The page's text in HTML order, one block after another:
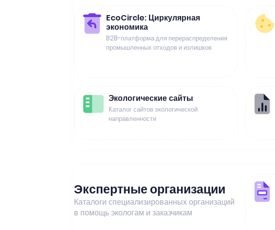
EcoCircle: Циркулярная
экономика
B2B-платформа для перераспределения
промышленных отходов и излишков
Экологические сайты
Каталог сайтов экологической
направленности
Экспертные организации
Каталоги специализированных организаций
в помощь экологам и заказчикам